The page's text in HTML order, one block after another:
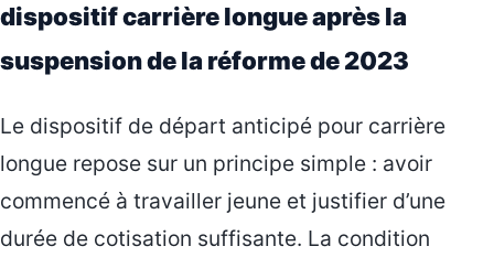
dispositif carrière longue après la
suspension de la réforme de 2023
Le dispositif de départ anticipé pour carrière
longue repose sur un principe simple : avoir
commencé à travailler jeune et justifier d’une
durée de cotisation suffisante. La condition